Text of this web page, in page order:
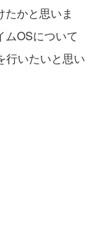
かと思いま
ムOSについて
行いたいと思い